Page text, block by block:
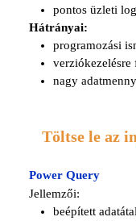
pontos üzleti
Hátrányai:
programozási
nagy
Töltse le az
Power Query
Jellemzői:
beépített